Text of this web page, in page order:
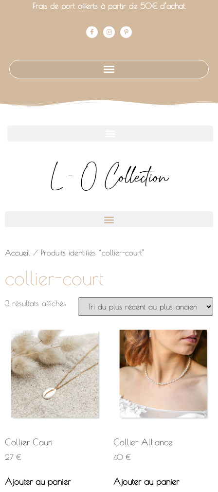
Frais de port offerts à partir de 50€ d’achat.
L - O Collection
Accueil / Produits identifiés “collier-court”
collier-court
3 résultats affichés
Collier Cauri
27 €
Ajouter au panier
Collier Alliance
40 €
Ajouter au panier